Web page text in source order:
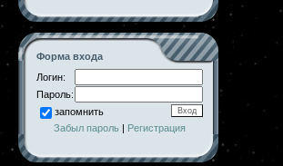
Форма входа
Логин:
Пароль:
запомнить
Забыл пароль | Регистрация